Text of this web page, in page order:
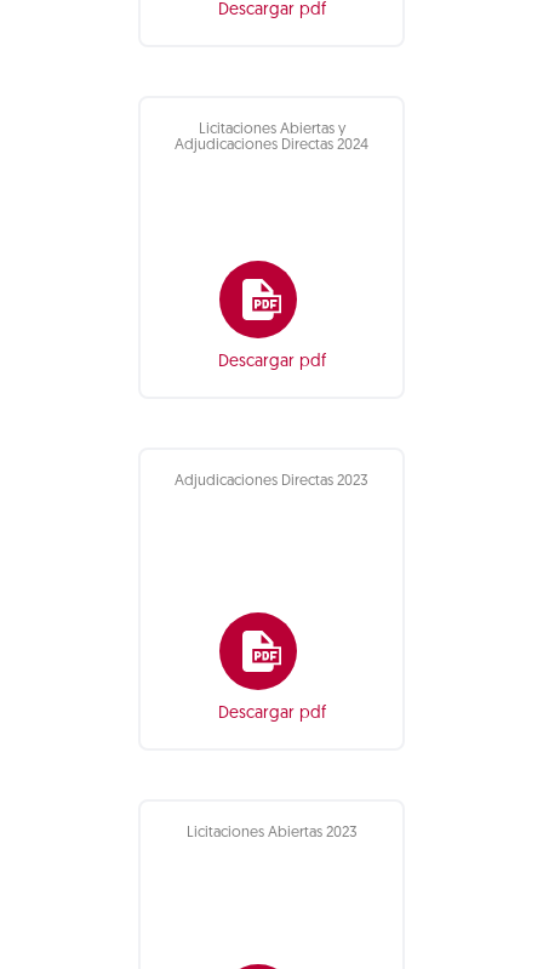
Descargar pdf
Licitaciones Abiertas y
Adjudicaciones Directas 2024
Descargar pdf
Adjudicaciones Directas 2023
Descargar pdf
Licitaciones Abiertas 2023